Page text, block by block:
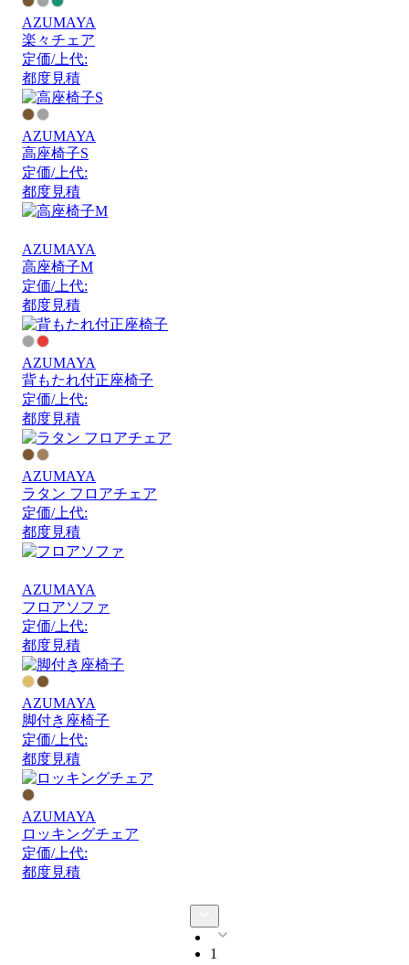
AZUMAYA
楽々チェア
定価/上代:
都度見積
AZUMAYA
高座椅子S
定価/上代:
都度見積
AZUMAYA
高座椅子M
定価/上代:
都度見積
AZUMAYA
背もたれ付正座椅子
定価/上代:
都度見積
AZUMAYA
ラタン フロアチェア
定価/上代:
都度見積
AZUMAYA
フロアソファ
定価/上代:
都度見積
AZUMAYA
脚付き座椅子
定価/上代:
都度見積
AZUMAYA
ロッキングチェア
定価/上代:
都度見積
1